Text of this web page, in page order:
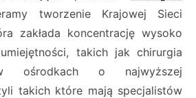
tworzenie Krajowej Sieci
zakłada koncentrację wysoko
takich jak chirurgia
ośrodkach o najwyższej
takich które mają specjalistów